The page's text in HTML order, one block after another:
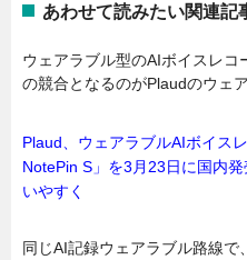
あわせて読みたい関連記
ウェアラブル型のAIボイスレ
の競合となるのがPlaudのウェ
Plaud、ウェアラブルAIボイス
NotePin S」を3月23日に国内
いやすく
同じAI記録ウェアラブル路線